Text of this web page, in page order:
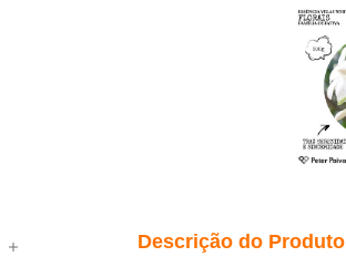
Descrição do Produto